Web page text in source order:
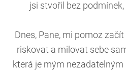
jsi stvořil bez
Dnes, Pane, mi pomoz
riskovat a milovat sebe
která je mým